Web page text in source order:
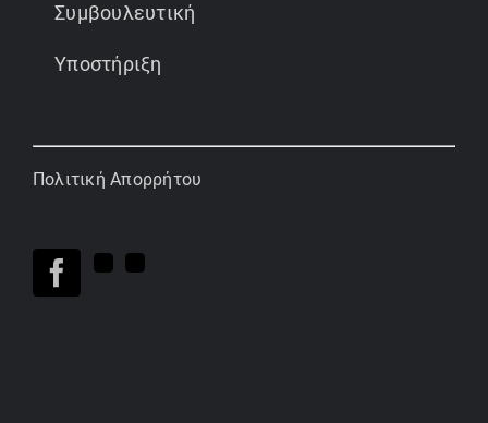
Συμβουλευτική
Υποστήριξη
Πολιτική Απορρήτου